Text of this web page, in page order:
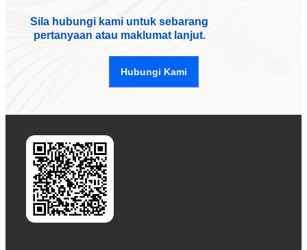
Sila hubungi kami untuk sebarang
pertanyaan atau maklumat lanjut.
Hubungi Kami